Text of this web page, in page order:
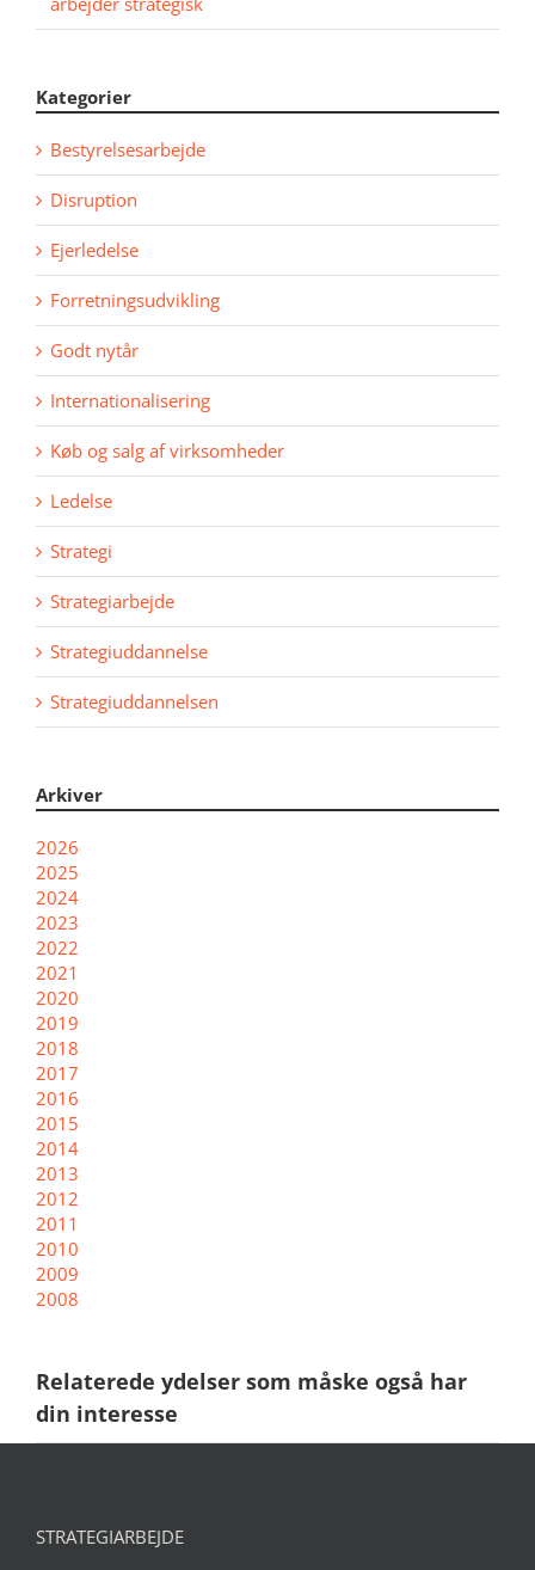
Kategorier
Bestyrelsesarbejde
Disruption
Ejerledelse
Forretningsudvikling
Godt nytår
Internationalisering
Køb og salg af virksomheder
Ledelse
Strategi
Strategiarbejde
Strategiuddannelse
Strategiuddannelsen
Arkiver
2026
2025
2024
2023
2022
2021
2020
2019
2018
2017
2016
2015
2014
2013
2012
2011
2010
2009
2008
Relaterede ydelser som måske også har
din interesse
STRATEGIARBEJDE